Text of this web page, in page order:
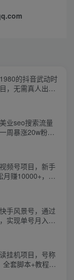
的抖音武动时
，无需真人出
业seo搜索流量
周暴涨20w粉
频号项目，新手
月赚10000+，保
手风景号，通过
实现单号月入
挂机项目，号称
全套脚本+教程，